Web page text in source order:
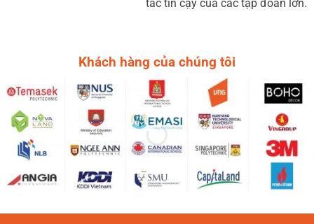
tác tin cậy của các tập đoàn lớn.
Khách hàng của chúng tôi